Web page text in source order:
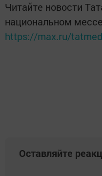
Читайте новости
национальном
https://max.ru/
Оставляйте